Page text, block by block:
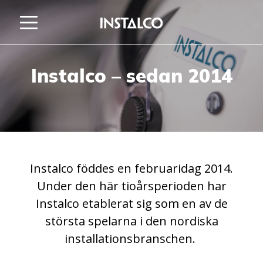
Hoppa till innehåll
Instalco – sedan 2014
Instalco föddes en februaridag 2014.
Under den här tioårsperioden har
Instalco etablerat sig som en av de
största spelarna i den nordiska
installationsbranschen.